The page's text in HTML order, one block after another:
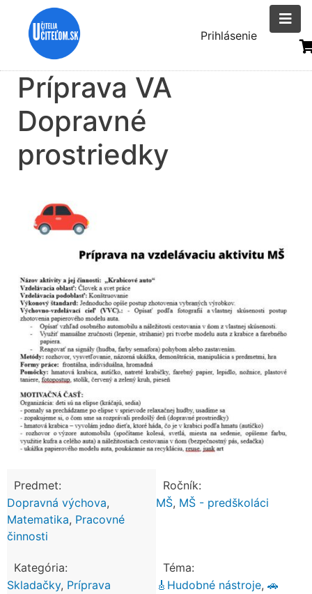
Menu
Prihlásenie
Príprava VA
Dopravné
prostriedky
Predmet:
Dopravná výchova,
Matematika, Pracovné
činnosti
Ročník:
MŠ, MŠ - predškoláci
Kategória:
Skladačky, Príprava
Téma:
🎸Hudobné nástroje, 🚗